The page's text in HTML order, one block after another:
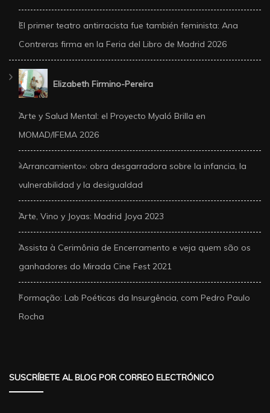
El primer teatro antirracista fue también feminista: Ana
Contreras firma en la Feria del Libro de Madrid 2026
Elizabeth Firmino-Pereira
Arte y Salud Mental: el Proyecto Myaló Brilla en
MOMAD/IFEMA 2026
«Arrancamiento»: obra desgarradora sobre la infancia, la
vulnerabilidad y la desigualdad
Arte, Vino y Joyas: Madrid Joya 2023
Assista à Cerimônia de Encerramento e veja quem são os
ganhadores do Mirada Cine Fest 2021
Formação: Lab Poéticas da Insurgência, com Pedro Paulo
Rocha
SUSCRÍBETE AL BLOG POR CORREO ELECTRÓNICO